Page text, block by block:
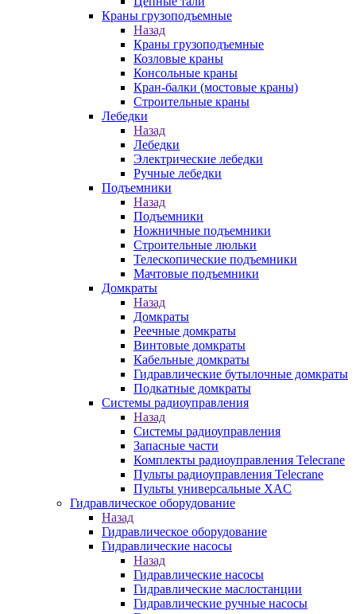
Краны грузоподъемные
Назад
Краны грузоподъемные
Козловые краны
Консольные краны
Кран-балки (мостовые краны)
Строительные краны
Лебедки
Назад
Лебедки
Электрические лебедки
Ручные лебедки
Подъемники
Назад
Подъемники
Ножничные подъемники
Строительные люльки
Телескопические подъемники
Мачтовые подъемники
Домкраты
Назад
Домкраты
Реечные домкраты
Винтовые домкраты
Кабельные домкраты
Гидравлические бутылочные домкраты
Подкатные домкраты
Системы радиоуправления
Назад
Системы радиоуправления
Запасные части
Комплекты радиоуправления Telecrane
Пульты радиоуправления Telecrane
Пульты универсальные XAC
Гидравлическое оборудование
Назад
Гидравлическое оборудование
Гидравлические насосы
Назад
Гидравлические насосы
Гидравлические маслостанции
Гидравлические ручные насосы